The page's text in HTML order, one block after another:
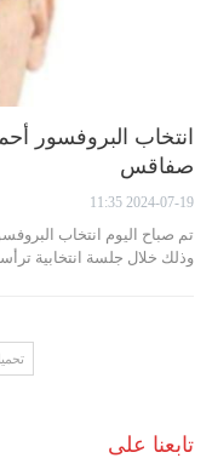
انتخاب البروفسور
صفاقس
2024-07-19 11:35
تم صباح اليوم انتخاب
وذلك خلال جلسة انتخابية
تابعنا على